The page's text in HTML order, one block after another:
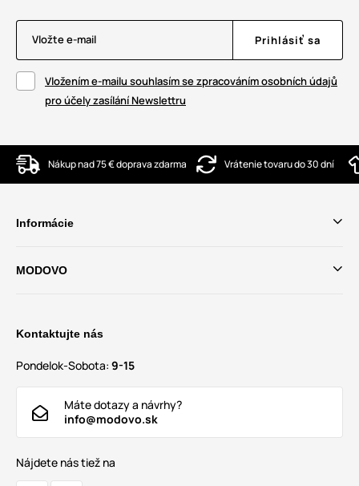
Vložte e-mail Prihlásiť sa
Vložením e-mailu souhlasím se zpracováním osobních údajů
pro účely zasílání Newslettru
Nákup nad 75 € doprava zdarma Vrátenie tovaru do 30 dní
Informácie
MODOVO
Kontaktujte nás
Pondelok-Sobota: 9-15
Máte dotazy a návrhy?
info@modovo.sk
Nájdete nás tiež na